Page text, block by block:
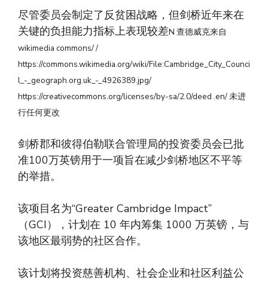
尽管委员会制定了反贫困战略，但剑桥近年来在
关键的负担能力指标上表现较差N 查德威克来自
wikimedia commons/ /
https://commons.wikimedia.org/wiki/File:Cambridge_City_Counci
l_-_geograph.org.uk_-_4926389.jpg/
https://creativecommons.org/licenses/by-sa/2.0/deed .en/ 未进
行任何更改
剑桥郡和彼得伯勒联合管理局的投资委员会已批
准100万英镑用于一项旨在减少剑桥地区不平等
的举措。
该项目名为“Greater Cambridge Impact”
（GCI），计划在 10 年内筹集 1000 万英镑，与
该地区最弱势的社区合作。
该计划将投资慈善机构、社会企业和社区利益公